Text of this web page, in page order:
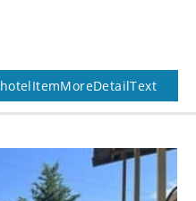
hotelItemMoreDetailText